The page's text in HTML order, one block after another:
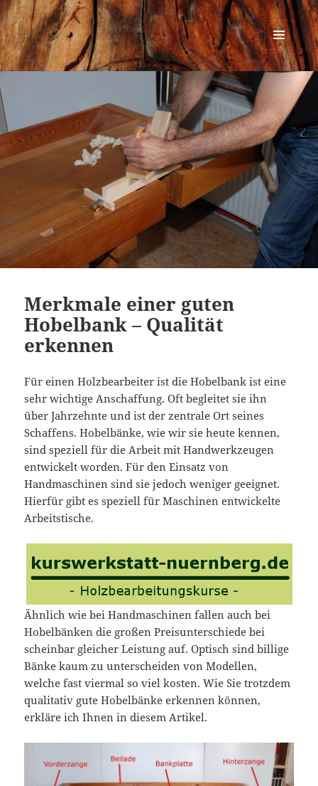
Urban Woodworking
MENÜ
UND
WIDGETS
Merkmale einer guten
Hobelbank – Qualität
erkennen
Für einen Holzbearbeiter ist die Hobelbank ist eine
sehr wichtige Anschaffung. Oft begleitet sie ihn
über Jahrzehnte und ist der zentrale Ort seines
Schaffens. Hobelbänke, wie wir sie heute kennen,
sind speziell für die Arbeit mit Handwerkzeugen
entwickelt worden. Für den Einsatz von
Handmaschinen sind sie jedoch weniger geeignet.
Hierfür gibt es speziell für Maschinen entwickelte
Arbeitstische.
Ähnlich wie bei Handmaschinen fallen auch bei
Hobelbänken die großen Preisunterschiede bei
scheinbar gleicher Leistung auf. Optisch sind billige
Bänke kaum zu unterscheiden von Modellen,
welche fast viermal so viel kosten. Wie Sie trotzdem
qualitativ gute Hobelbänke erkennen können,
erkläre ich Ihnen in diesem Artikel.